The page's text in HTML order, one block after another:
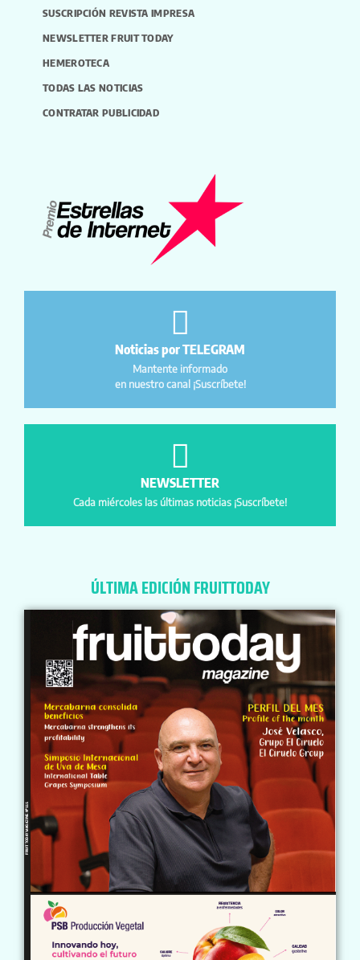
SUSCRIPCIÓN REVISTA IMPRESA
NEWSLETTER FRUIT TODAY
HEMEROTECA
TODAS LAS NOTICIAS
CONTRATAR PUBLICIDAD
Noticias por TELEGRAM
Mantente informado
en nuestro canal ¡Suscríbete!
NEWSLETTER
Cada miércoles las últimas noticias ¡Suscríbete!
ÚLTIMA EDICIÓN FRUITTODAY